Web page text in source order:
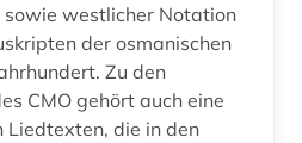
westlicher Notation
der osmanischen
Zu den
CMO gehört auch eine
Liedtexten, die in den